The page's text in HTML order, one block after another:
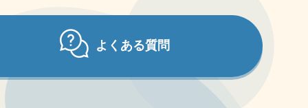
よくある質問